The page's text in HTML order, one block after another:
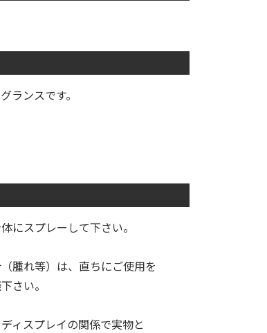
ランスです。
にスプレーして下さい。
腫れ等）は、直ちにご使用を
さい。
ィスプレイの関係で実物と